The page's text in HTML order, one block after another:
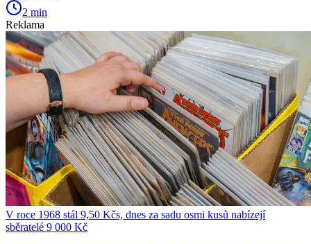
2 min
Reklama
V roce 1968 stál 9,50 Kčs, dnes za sadu osmi kusů nabízejí
sběratelé 9 000 Kč